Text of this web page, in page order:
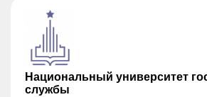
Национальный университет
службы